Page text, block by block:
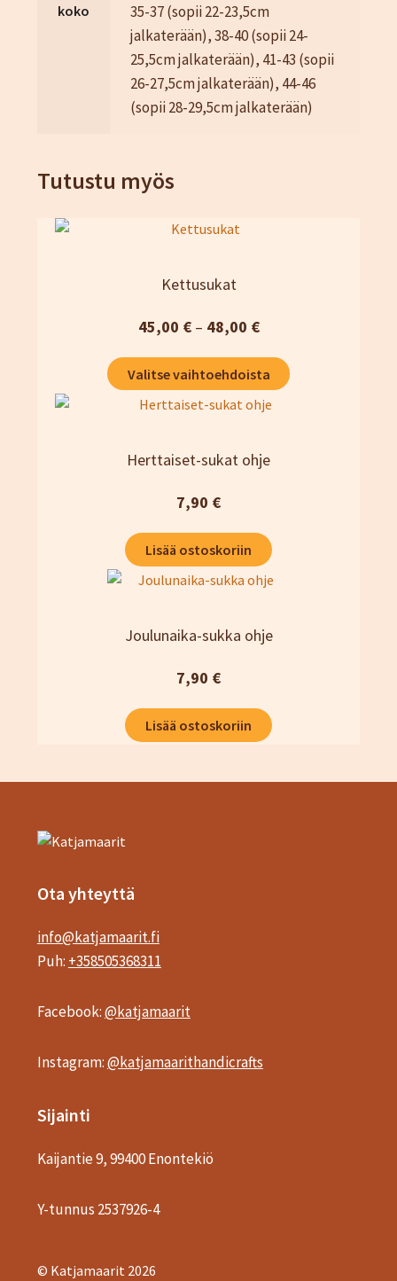
koko
35-37 (sopii 22-23,5cm
jalkaterään), 38-40 (sopii 24-
25,5cm jalkaterään), 41-43 (sopii
26-27,5cm jalkaterään), 44-46
(sopii 28-29,5cm jalkaterään)
Tutustu myös
Kettusukat
45,00 € – 48,00 €Hintaluokka:
-
48,00 €
Valitse vaihtoehdoista
Tällä
Herttaiset-sukat ohje
7,90 €
Lisää ostoskoriin
Joulunaika-sukka ohje
7,90 €
Lisää ostoskoriin
Ota yhteyttä
info@katjamaarit.fi
Puh: +358505368311
Facebook:@katjamaarit
Instagram:@katjamaarithandicrafts
Sijainti
Kaijantie 9, 99400 Enontekiö
Y-tunnus 2537926-4
© Katjamaarit 2026